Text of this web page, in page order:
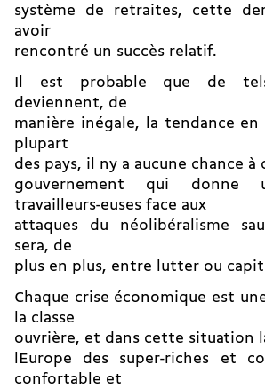
système de retraites, cette
avoir
rencontré un succès relatif.
Il est probable que de tels
deviennent, de
manière inégale, la tendance en
plupart
des pays, il ny a aucune chance à
gouvernement qui
travailleurs-euses face aux
attaques du néolibéralisme
sera, de
plus en plus, entre lutter ou
Chaque crise économique est
la classe
ouvrière, et dans cette situation
lEurope des super-riches et
confortable et